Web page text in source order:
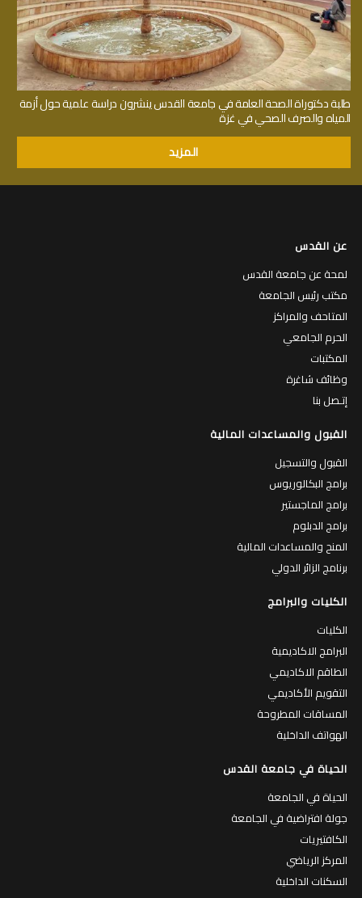
طلبة دكتوراة الصحة العامة في جامعة القدس ينشرون دراسة علمية حول أزمة
المياه والصرف الصحي في غزة
المزيد
عن القدس
لمحة عن جامعة القدس
مكتب رئيس الجامعة
المتاحف والمراكز
الحرم الجامعي
المكتبات
وظائف شاغرة
إتـصل بنا
القبول والمساعدات المالية
القبول والتسجيل
برامج البكالوريوس
برامج الماجستير
برامج الدبلوم
المنح والمساعدات المالية
برنامج الزائر الدولي
الكليات والبرامج
الكليات
البرامج الاكاديمية
الطاقم الاكاديمي
التقويم الأكاديمي
المساقات المطروحة
الهواتف الداخلية
الحياة في جامعة القدس
الحياة في الجامعة
جولة افتراضية في الجامعة
الكافتيريات
المركز الرياضي
السكنات الداخلية